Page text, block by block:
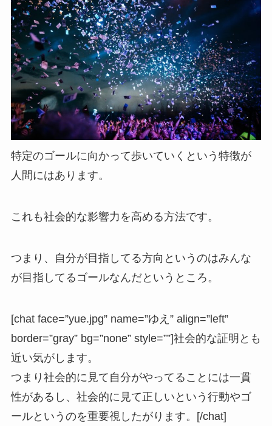
特定のゴールに向かって歩いていくという特徴が
人間にはあります。
これも社会的な影響力を高める方法です。
つまり、自分が目指してる方向というのはみんな
が目指してるゴールなんだというところ。
[chat face=”yue.jpg” name=”ゆえ” align=”left”
border=”gray” bg=”none” style=””]社会的な証明とも
近い気がします。
つまり社会的に見て自分がやってることには一貫
性があるし、社会的に見て正しいという行動やゴ
ールというのを重要視したがります。[/chat]